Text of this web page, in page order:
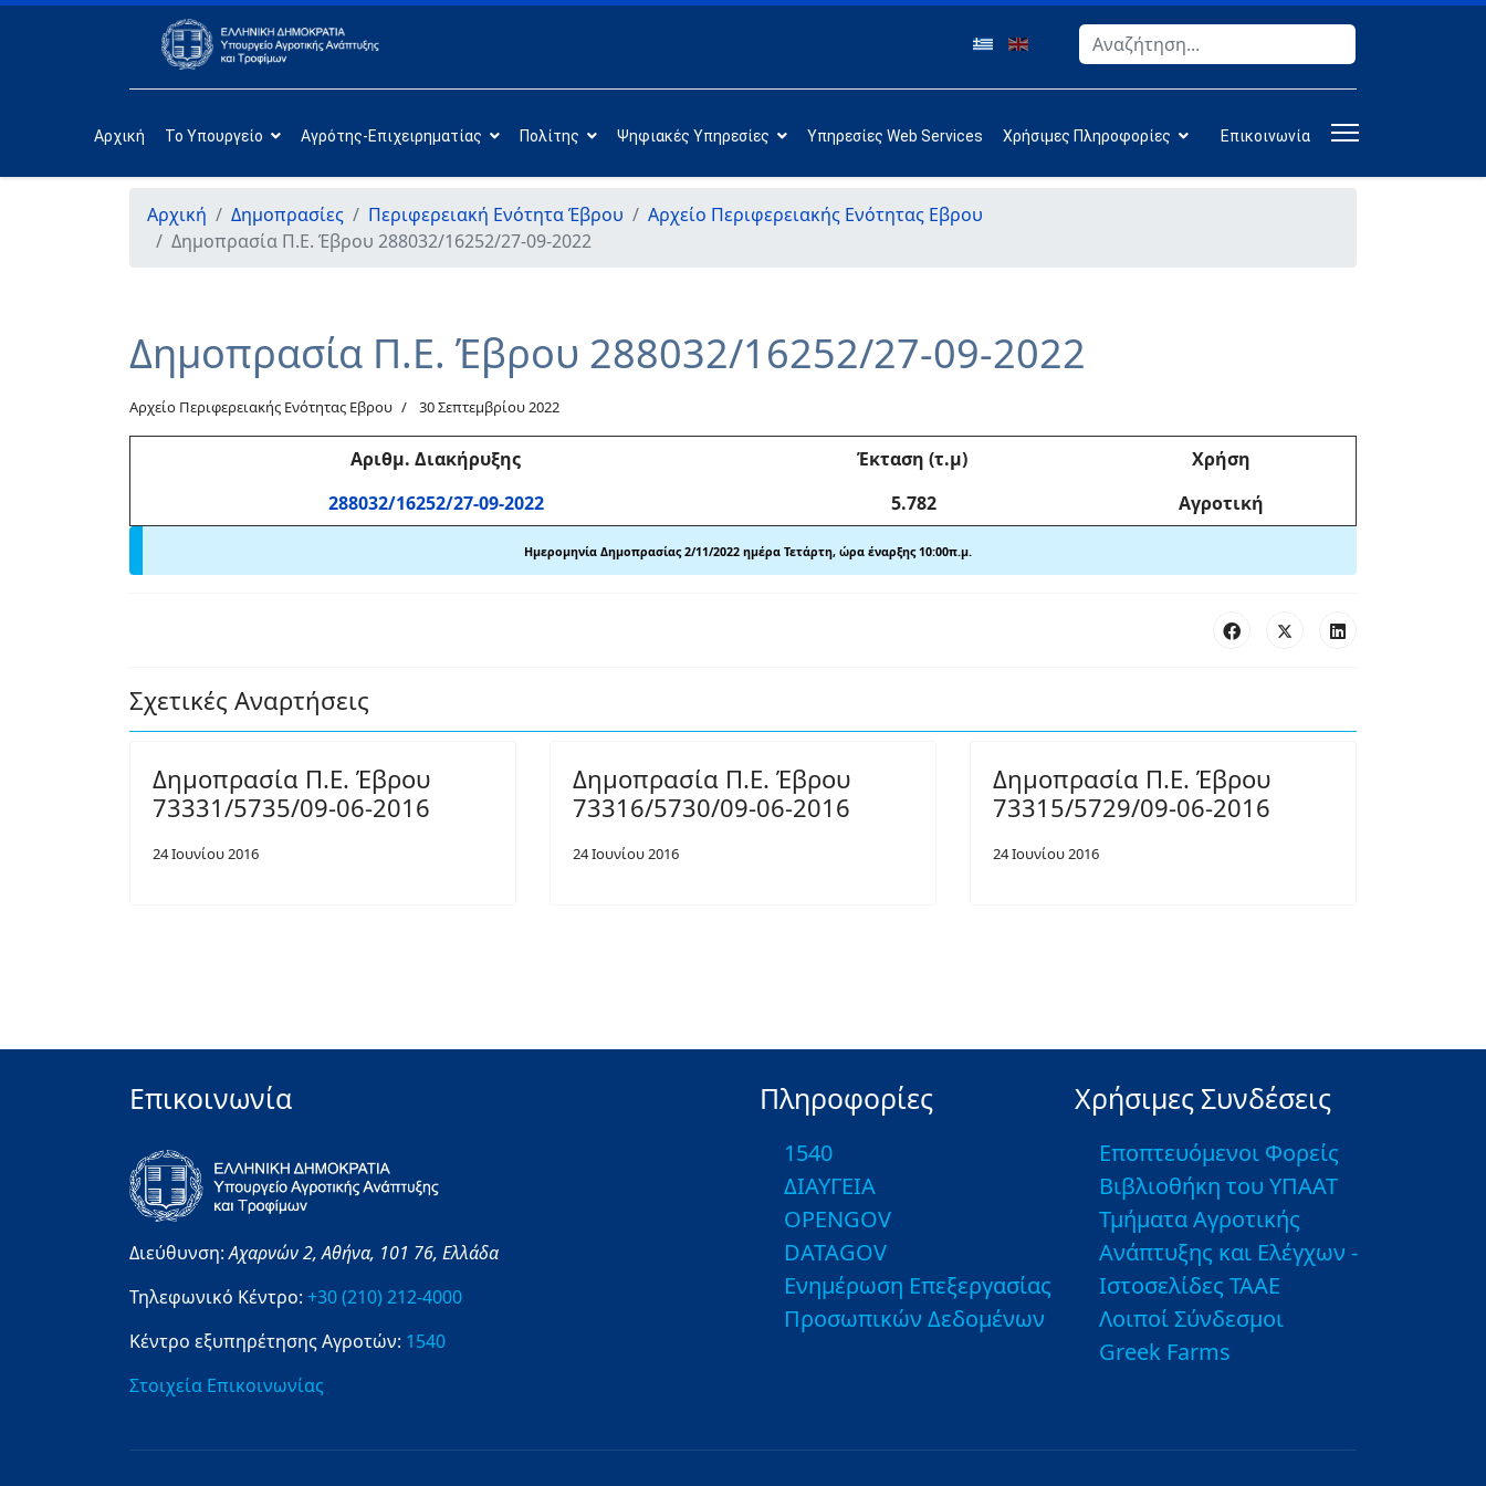
Αναζήτηση
Αρχική Το Υπουργείο Αγρότης-Επιχειρηματίας Πολίτης Ψηφιακές Υπηρεσίες Υπηρεσίες Web Services Χρήσιμες Πληροφορίες Επικοινωνία
Αρχική Δημοπρασίες Περιφερειακή Ενότητα Έβρου
Αρχείο Περιφερειακής Ενότητας Εβρου
Δημοπρασία Π.Ε. Έβρου 288032/16252/27-09-2022
Δημοπρασία Π.Ε. Έβρου 288032/16252/27-09-2022
Αρχείο Περιφερειακής Ενότητας Εβρου 30 Σεπτεμβρίου 2022
Αριθμ. Διακήρυξης Έκταση (τ.μ)
Χρήση
288032/16252/27-09-2022
5.782 Αγροτική
Ημερομηνία Δημοπρασίας 2/11/2022 ημέρα Τετάρτη, ώρα έναρξης 10:00π.μ.
Σχετικές Αναρτήσεις
Δημοπρασία Π.Ε. Έβρου
73331/5735/09-06-2016
24 Ιουνίου 2016
Δημοπρασία Π.Ε. Έβρου
73316/5730/09-06-2016
24 Ιουνίου 2016
Δημοπρασία Π.Ε. Έβρου
73315/5729/09-06-2016
24 Ιουνίου 2016
Επικοινωνία
Διεύθυνση:Αχαρνών 2,Αθήνα, 101 76, Ελλάδα
Τηλεφωνικό Κέντρο: +30 (210) 212-4000
Κέντρο εξυπηρέτησης Αγροτών: 1540
Στοιχεία Επικοινωνίας
Πληροφορίες
1540
ΔΙΑΥΓΕΙΑ
OPENGOV
DATAGOV
Ενημέρωση Επεξεργασίας
Προσωπικών Δεδομένων
Χρήσιμες Συνδέσεις
Εποπτευόμενοι Φορείς
Βιβλιοθήκη του ΥΠΑΑΤ
Τμήματα Αγροτικής
Ανάπτυξης και Ελέγχων -
Ιστοσελίδες ΤΑΑΕ
Λοιποί Σύνδεσμοι
Greek Farms